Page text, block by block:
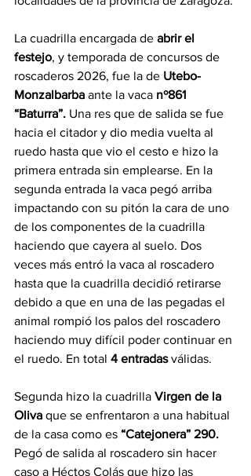
La cuadrilla encargada de abrir el
festejo, y temporada de concursos de
roscaderos 2026, fue la de Utebo-
Monzalbarba ante la vaca nº861
“Baturra”. Una res que de salida se fue
hacia el citador y dio media vuelta al
ruedo hasta que vio el cesto e hizo la
primera entrada sin emplearse. En la
segunda entrada la vaca pegó arriba
impactando con su pitón la cara de uno
de los componentes de la cuadrilla
haciendo que cayera al suelo. Dos
veces más entró la vaca al roscadero
hasta que la cuadrilla decidió retirarse
debido a que en una de las pegadas el
animal rompió los palos del roscadero
haciendo muy difícil poder continuar en
el ruedo. En total 4 entradas válidas.
Segunda hizo la cuadrilla Virgen de la
Oliva que se enfrentaron a una habitual
de la casa como es “Catejonera” 290.
Pegó de salida al roscadero sin hacer
caso a Héctos Colás que hizo las